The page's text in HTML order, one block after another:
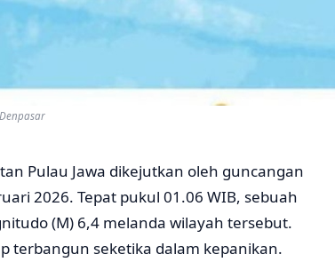
Pulau Jawa dikejutkan oleh guncangan
2026. Tepat pukul 01.06 WIB, sebuah
(M) 6,4 melanda wilayah tersebut.
terbangun seketika dalam kepanikan.